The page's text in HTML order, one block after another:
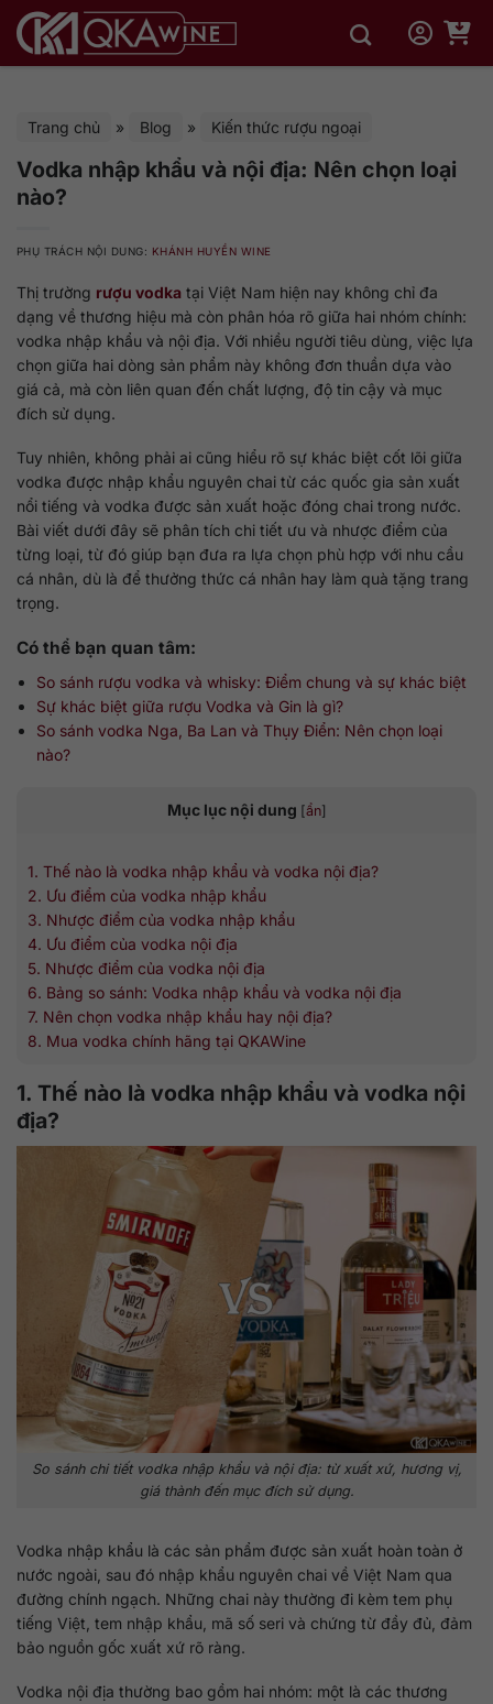
qua
Trang chủ » Blog » Kiến thức rượu ngoại
Vodka nhập khẩu và nội địa: Nên chọn loại
nào?
PHỤ TRÁCH NỘI DUNG: KHÁNH HUYỀN WINE
Thị trường rượu vodka tại Việt Nam hiện nay không chỉ đa
dạng về thương hiệu mà còn phân hóa rõ giữa hai nhóm chính:
vodka nhập khẩu và nội địa. Với nhiều người tiêu dùng, việc lựa
chọn giữa hai dòng sản phẩm này không đơn thuần dựa vào
giá cả, mà còn liên quan đến chất lượng, độ tin cậy và mục
đích sử dụng.
Tuy nhiên, không phải ai cũng hiểu rõ sự khác biệt cốt lõi giữa
vodka được nhập khẩu nguyên chai từ các quốc gia sản xuất
nổi tiếng và vodka được sản xuất hoặc đóng chai trong nước.
Bài viết dưới đây sẽ phân tích chi tiết ưu và nhược điểm của
từng loại, từ đó giúp bạn đưa ra lựa chọn phù hợp với nhu cầu
cá nhân, dù là để thưởng thức cá nhân hay làm quà tặng trang
trọng.
Có thể bạn quan tâm:
So sánh rượu vodka và whisky: Điểm chung và sự khác biệt
Sự khác biệt giữa rượu Vodka và Gin là gì?
So sánh vodka Nga, Ba Lan và Thụy Điển: Nên chọn loại
nào?
Mục lục nội dung [ẩn]
1. Thế nào là vodka nhập khẩu và vodka nội địa?
2. Ưu điểm của vodka nhập khẩu
3. Nhược điểm của vodka nhập khẩu
4. Ưu điểm của vodka nội địa
5. Nhược điểm của vodka nội địa
6. Bảng so sánh: Vodka nhập khẩu và vodka nội địa
7. Nên chọn vodka nhập khẩu hay nội địa?
8. Mua vodka chính hãng tại QKAWine
1. Thế nào là vodka nhập khẩu và vodka nội
địa?
So sánh chi tiết vodka nhập khẩu và nội địa: từ xuất xứ, hương vị,
giá thành đến mục đích sử dụng.
Vodka nhập khẩu là các sản phẩm được sản xuất hoàn toàn ở
nước ngoài, sau đó nhập khẩu nguyên chai về Việt Nam qua
đường chính ngạch. Những chai này thường đi kèm tem phụ
tiếng Việt, tem nhập khẩu, mã số seri và chứng từ đầy đủ, đảm
bảo nguồn gốc xuất xứ rõ ràng.
Vodka nội địa thường bao gồm hai nhóm: một là các thương